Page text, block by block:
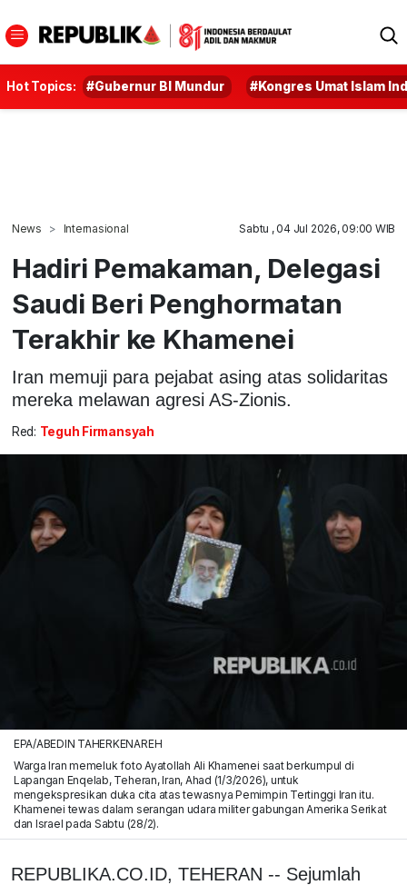
Hot Topics: #Gubernur BI Mundur #Kongres Umat Islam
News Internasional Sabtu , 04 Jul 2026, 09:00 WIB
Hadiri Pemakaman, Delegasi
Saudi Beri Penghormatan
Terakhir ke Khamenei
Iran memuji para pejabat asing atas solidaritas
mereka melawan agresi AS-Zionis.
Red: Teguh Firmansyah
EPA/ABEDIN TAHERKENAREH
Warga Iran memeluk foto Ayatollah Ali Khamenei saat berkumpul di
Lapangan Enqelab, Teheran, Iran, Ahad (1/3/2026), untuk
mengekspresikan duka cita atas tewasnya Pemimpin Tertinggi Iran itu.
Khamenei tewas dalam serangan udara militer gabungan Amerika Serikat
dan Israel pada Sabtu (28/2).
REPUBLIKA.CO.ID, TEHERAN -- Sejumlah